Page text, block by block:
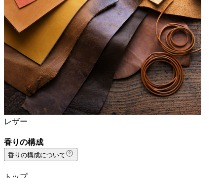
レザー
香りの構成
香りの構成について